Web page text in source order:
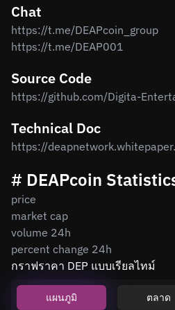
Chat
https://t.me/DEAPcoin_group
https://t.me/DEAP001
Source Code
https://github.com/Digita-
Technical Doc
https://
# DEAPcoin
price
market cap
volume 24h
percent change 24h
กราฟราคา DEP แบบเรียลไทม์
แผนภูมิ ตลาด